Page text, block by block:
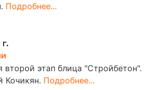
Подробнее...
второй этап блица "Стройбетон".
Кочикян. Подробнее...